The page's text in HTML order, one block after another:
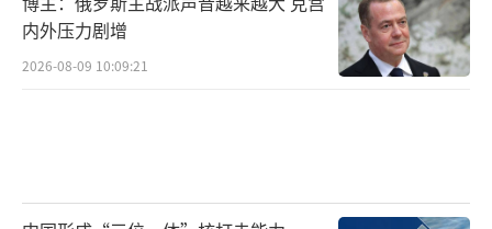
内外压力剧增
2026-08-09 10:09:21